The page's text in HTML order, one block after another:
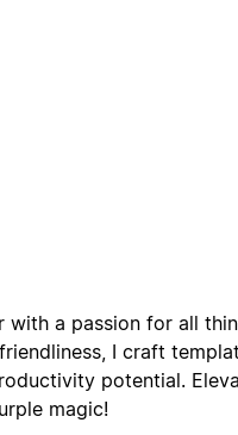
a passion for all
I craft
potential.
magic!